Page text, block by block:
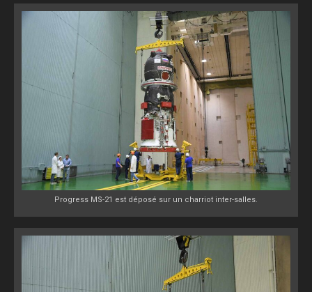
Progress MS-21 est déposé sur un charriot inter-salles.